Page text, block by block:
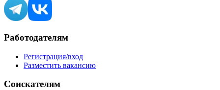
Работодателям
Регистрация/вход
Разместить вакансию
Соискателям